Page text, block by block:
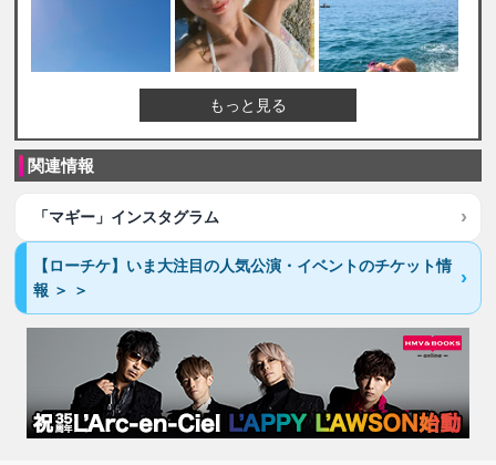
もっと見る
関連情報
「マギー」インスタグラム
【ローチケ】いま大注目の人気公演・イベントのチケット情
報 ＞ ＞